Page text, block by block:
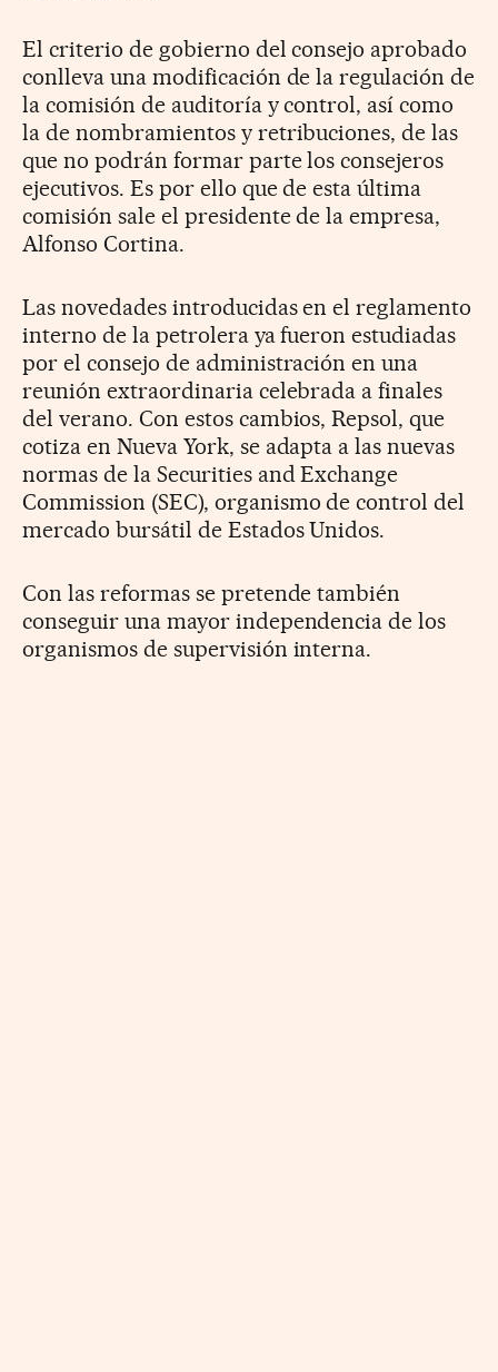
El criterio de gobierno del consejo aprobado
conlleva una modificación de la regulación de
la comisión de auditoría y control, así como
la de nombramientos y retribuciones, de las
que no podrán formar parte los consejeros
ejecutivos. Es por ello que de esta última
comisión sale el presidente de la empresa,
Alfonso Cortina.
Las novedades introducidas en el reglamento
interno de la petrolera ya fueron estudiadas
por el consejo de administración en una
reunión extraordinaria celebrada a finales
del verano. Con estos cambios, Repsol, que
cotiza en Nueva York, se adapta a las nuevas
normas de la Securities and Exchange
Commission (SEC), organismo de control del
mercado bursátil de Estados Unidos.
Con las reformas se pretende también
conseguir una mayor independencia de los
organismos de supervisión interna.